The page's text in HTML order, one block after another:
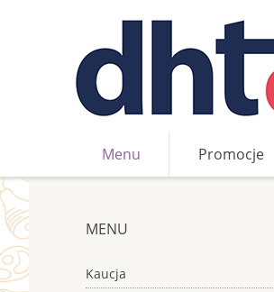
Menu Promocje
MENU
Kaucja